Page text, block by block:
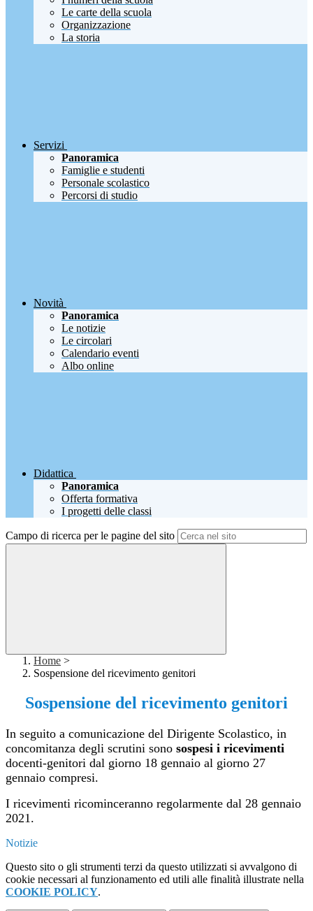
Le carte della scuola
Organizzazione
La storia
Servizi
Panoramica
Famiglie e studenti
Personale scolastico
Percorsi di studio
Novità
Panoramica
Le notizie
Le circolari
Calendario eventi
Albo online
Didattica
Panoramica
Offerta formativa
I progetti delle classi
Campo di ricerca per le pagine del sito
Home >
Sospensione del ricevimento genitori
Sospensione del ricevimento genitori
In seguito a comunicazione del Dirigente Scolastico, in
concomitanza degli scrutini sono sospesi i ricevimenti
docenti-genitori dal giorno 18 gennaio al giorno 27
gennaio compresi.
I ricevimenti ricominceranno regolarmente dal 28 gennaio
2021.
Notizie
Questo sito o gli strumenti terzi da questo utilizzati si avvalgono di
cookie necessari al funzionamento ed utili alle finalità illustrate nella
COOKIE POLICY.